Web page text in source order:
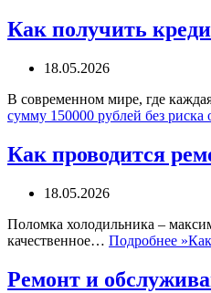
Как получить
18.05.2026
В современном мире, где
сумму 150000 рублей без риска
Как проводится
18.05.2026
Поломка холодильника –
качественное… Подробнее »
Ремонт и